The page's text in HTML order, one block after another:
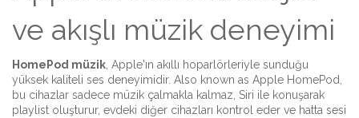
ve akışlı müzik deneyimi
HomePod müzik Apple'ın akıllı hoparlörleriyle sunduğu
yüksek kaliteli ses deneyimidir. Also known as Apple HomePod
bu cihazlar sadece müzik çalmakla kalmaz, Siri ile konuşarak
playlist oluşturur, evdeki diğer cihazları kontrol eder ve hatta sesi